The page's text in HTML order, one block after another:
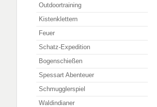
Outdoortraining
Kistenklettern
Feuer
Schatz-Expedition
Bogenschießen
Spessart Abenteuer
Schmugglerspiel
Waldindianer